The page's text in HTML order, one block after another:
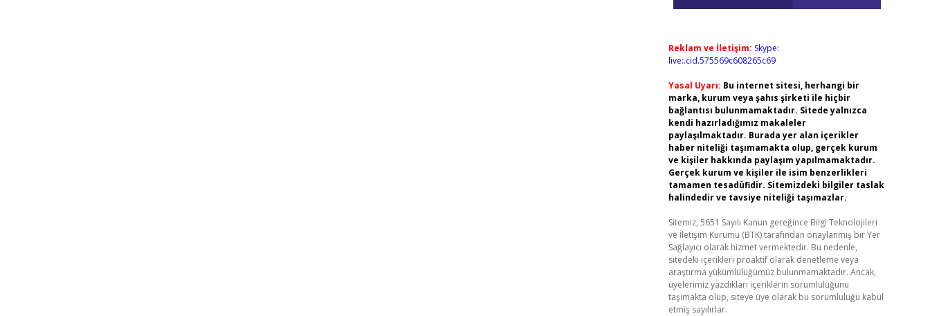
Reklam ve İletişim: Skype:
live:.cid.575569c608265c69
Yasal Uyarı: Bu internet sitesi, herhangi bir
marka, kurum veya şahıs şirketi ile hiçbir
bağlantısı bulunmamaktadır. Sitede yalnızca
kendi hazırladığımız makaleler
paylaşılmaktadır. Burada yer alan içerikler
haber niteliği taşımamakta olup, gerçek kurum
ve kişiler hakkında paylaşım yapılmamaktadır.
Gerçek kurum ve kişiler ile isim benzerlikleri
tamamen tesadüfidir. Sitemizdeki bilgiler taslak
halindedir ve tavsiye niteliği taşımazlar.
Sitemiz, 5651 Sayılı Kanun gereğince Bilgi Teknolojileri
ve İletişim Kurumu (BTK) tarafından onaylanmış bir Yer
Sağlayıcı olarak hizmet vermektedir. Bu nedenle,
sitedeki içerikleri proaktif olarak denetleme veya
araştırma yükümlülüğümüz bulunmamaktadır. Ancak,
üyelerimiz yazdıkları içeriklerin sorumluluğunu
taşımakta olup, siteye üye olarak bu sorumluluğu kabul
etmiş sayılırlar.